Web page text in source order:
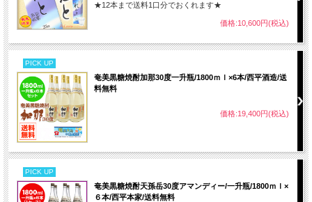
★12本まで送料1口分でおくれます★
価格:10,600円(税込)
PICK UP
奄美黒糖焼酎加那30度一升瓶/1800ｍｌ×6本/西平酒造/送
料無料
価格:19,400円(税込)
PICK UP
奄美黒糖焼酎天孫岳30度アマンディー/一升瓶/1800ｍｌ×
６本/西平本家/送料無料